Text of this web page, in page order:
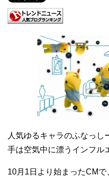
人気ゆるキャラのふなっし
手は空気中に漂うインフル
10月1日より始まったCM